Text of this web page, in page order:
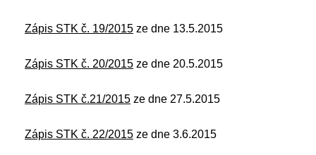
Zápis STK č. 19/2015 ze dne 13.5.2015
Zápis STK č. 20/2015 ze dne 20.5.2015
Zápis STK č.21/2015 ze dne 27.5.2015
Zápis STK č. 22/2015 ze dne 3.6.2015